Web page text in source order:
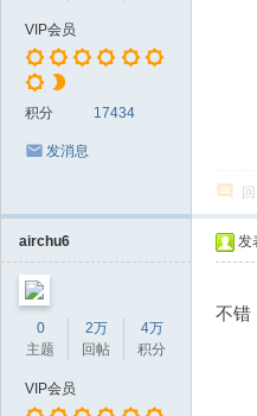
VIP会员
积分 17434
发消息
airchu6
0
主题
2万
回帖
4万
积分
VIP会员
发
不错